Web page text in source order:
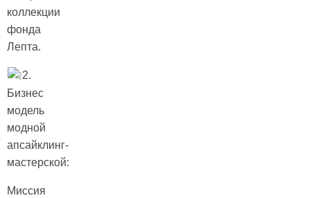
коллекции
фонда
Лепта.
2.
Бизнес
модель
модной
апсайклинг-
мастерской:
Миссия